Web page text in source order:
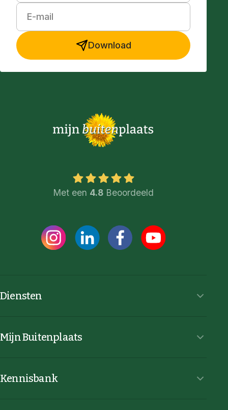
E-mail
Download
Met een 4.8 Beoordeeld
Diensten
Mijn Buitenplaats
Kennisbank